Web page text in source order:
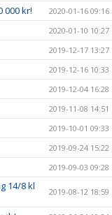
000 kr! 2020-01-16 09:16
2020-01-10 10:27
2019-12-17 13:27
2019-12-16 10:33
2019-12-04 16:28
2019-11-08 14:51
2019-10-01 09:33
2019-09-24 15:22
2019-09-03 09:28
14/8 kl
2019-08-12 18:59